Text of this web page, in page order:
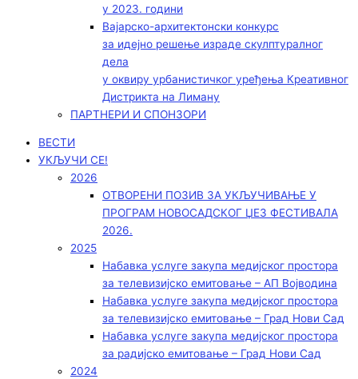
у 2023. години
Вајарско-архитектонски конкурс
за идејно решење израде скулптуралног
дела
у оквиру урбанистичког уређења Креативног
Дистрикта на Лиману
ПАРТНЕРИ И СПОНЗОРИ
ВЕСТИ
УКЉУЧИ СЕ!
2026
ОТВОРЕНИ ПОЗИВ ЗА УКЉУЧИВАЊЕ У
ПРОГРАМ НОВОСАДСКОГ ЏЕЗ ФЕСТИВАЛА
2026.
2025
Набавка услуге закупа медијског простора
за телевизијско емитовање – АП Војводинa
Набавка услуге закупа медијског простора
за телевизијско емитовање – Град Нови Сад
Набавка услуге закупа медијског простора
за радијско емитовање – Град Нови Сад
2024